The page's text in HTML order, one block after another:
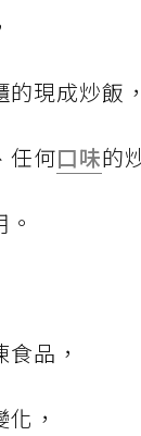
現成炒飯，
任何口味的
品，
，